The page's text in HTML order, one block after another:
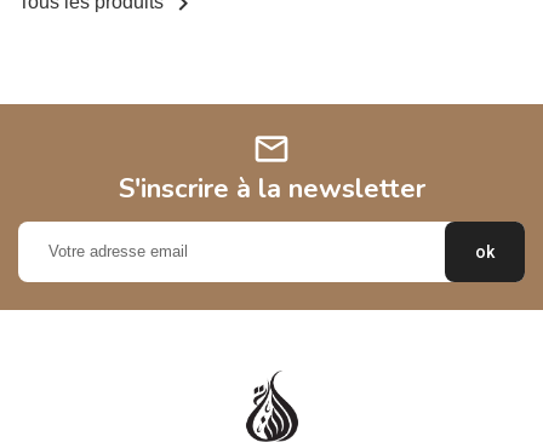
mail
S'inscrire à la newsletter